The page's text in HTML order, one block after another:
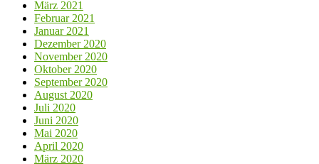
März 2021
Februar 2021
Januar 2021
Dezember 2020
November 2020
Oktober 2020
September 2020
August 2020
Juli 2020
Juni 2020
Mai 2020
April 2020
März 2020